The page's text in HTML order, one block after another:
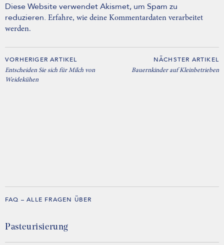
Diese Website verwendet Akismet, um Spam zu
reduzieren. Erfahre, wie deine Kommentardaten verarbeitet
werden.
VORHERIGER ARTIKEL
Entscheiden Sie sich für Milch von
Weidekühen
NÄCHSTER ARTIKEL
Bauernkinder auf Kleinbetrieben
FAQ – ALLE FRAGEN ÜBER
Pasteurisierung